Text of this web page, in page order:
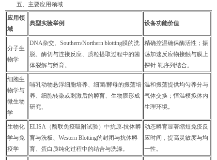
五、主要应用领域
应用领
域
典型实验举例 设备功能价值
分子生
物学
DNA杂交、Southern/Northern blotting膜的洗
脱、酶切与连接反应、质粒提取过程中的菌
体裂解与孵育。
精确控温确保酶活性；振
荡加速反应物接触与膜上
探针-靶序列结合。
细胞生
物学与
微生物
学
哺乳动物悬浮细胞培养、细菌/酵母的振荡培
养、细胞转染或刺激后的孵育、生物膜形成
研究。
温和振荡提供均匀养分与
气体交换；恒温模拟体内
生理环境。
生物化
学与免
疫学
ELISA（酶联免疫吸附试验）中抗原-抗体孵
育与洗板、Western Blotting的封闭与抗体孵
育、蛋白质纯化过程中的结合与洗涤。
动态孵育显著缩短免疫反
应时间，提高灵敏度与均
一性。